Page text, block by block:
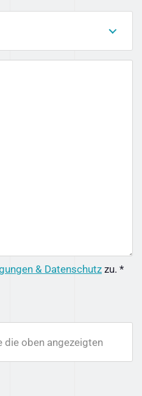
& Datenschutzzu. *
die oben angezeigten